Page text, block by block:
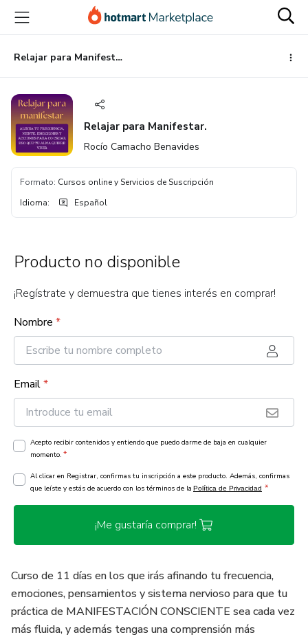
principal
página
de
página
Relajar para Manifestar.
Relajar para Manifestar.
Rocío Camacho Benavides
Formato: Cursos online y Servicios de Suscripción
Idioma: Español
Producto no disponible
¡Regístrate y demuestra que tienes interés en comprar!
Nombre *
Email*
Acepto recibir contenidos y entiendo que puedo darme de baja en cualquier
momento. *
Al clicar en Registrar, confirmas tu inscripción a este producto. Además, confirmas
que leíste y estás de acuerdo con los términos de la Política de Privacidad *
¡Me gustaría comprar!
Curso de 11 días en los que irás afinando tu frecuencia,
emociones, pensamientos y sistema nervioso para que tu
práctica de MANIFESTACIÓN CONSCIENTE sea cada vez
más fluida, y además tengas una comprensión más